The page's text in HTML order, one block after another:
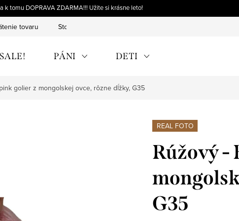
k tomu DOPRAVA ZDARMA!!! Užite si krásne leto!
tovaru Storno objednávky
SALE! PÁNI DETI
golier z mongolskej ovce, rôzne dĺžky, G35
REAL FOTO
Rúžový -
G35